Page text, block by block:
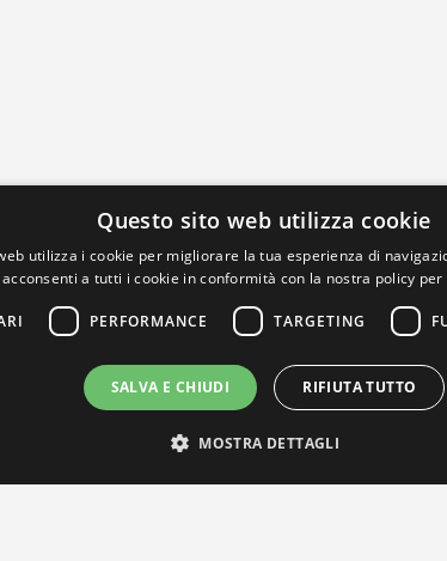
Questo sito web utilizza cookie
utilizza i cookie per migliorare la tua esperienza di
a tutti i cookie in conformità con la nostra policy per
PERFORMANCE TARGETING
SALVA E CHIUDI RIFIUTA TUTTO
MOSTRA DETTAGLI